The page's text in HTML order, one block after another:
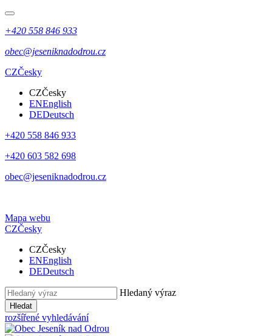
+420 558 846 933
obec@jeseniknadodrou.cz
CZČesky
CZČesky
ENEnglish
DEDeutsch
+420 558 846 933
+420 603 582 698
obec@jeseniknadodrou.cz
Mapa webu
CZČesky
CZČesky
ENEnglish
DEDeutsch
Hledaný výraz
Hledat
rozšířené vyhledávání